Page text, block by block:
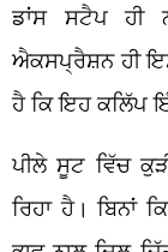
ਡਾਂਸ ਸਟੈਪ ਹੀ
ਐਕਸਪ੍ਰੈਸ਼ਨ ਹੀ
ਹੈ ਕਿ ਇਹ ਕਲਿੱਪ
ਪੀਲੇ ਸੂਟ ਵਿੱਚ
ਰਿਹਾ ਹੈ।